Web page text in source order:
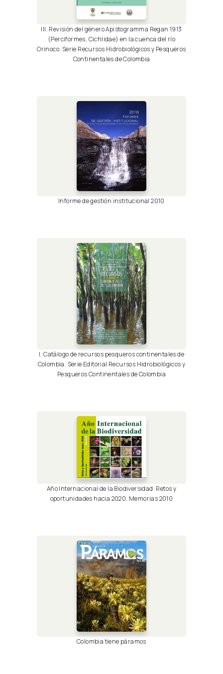
III. Revisión del género Apistogramma Regan 1913
(Perciformes, Cichlidae) en la cuenca del río
Orinoco. Serie Recursos Hidrobiológicos y Pesqueros
Continentales de Colombia
Informe de gestión institucional 2010
I. Catálogo de recursos pesqueros continentales de
Colombia. Serie Editorial Recursos Hidrobiológicos y
Pesqueros Continentales de Colombia
Año Internacional de la Biodiversidad. Retos y
oportunidades hacia 2020. Memorias 2010
Colombia tiene páramos